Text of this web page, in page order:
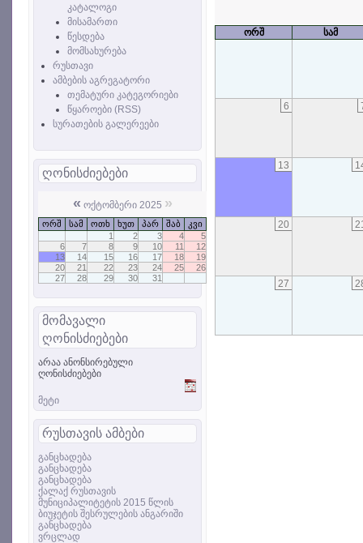
კატალოგი
მისამართი
წესდება
მომსახურება
რუსთავი
ამბების აგრეგატორი
თემატური კატეგორიები
წყაროები (RSS)
სურათების გალერეები
ღონისძიებები
« ოქტომბერი 2025 »
ორშ სამ ოთხ ხუთ პარ შაბ
კვი
1
2 3 4
5
6
7 8 9 10 11
12
13
14 15 16 17 18
19
20
21 22 23 24 25
26
27
28 29 30 31
მომავალი
ღონისძიებები
არაა ანონსირებული
ღონისძიებები
მეტი
რუსთავის ამბები
განცხადება
განცხადება
განცხადება
ქალაქ რუსთავის
მუნიციპალიტეტის 2015 წლის
ბიუჯეტის შესრულების ანგარიში
განცხადება
ვრცლად
ორშ სამ
6
13
20
27